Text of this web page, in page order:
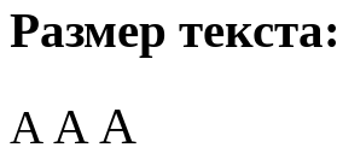
Размер текста:
A AA